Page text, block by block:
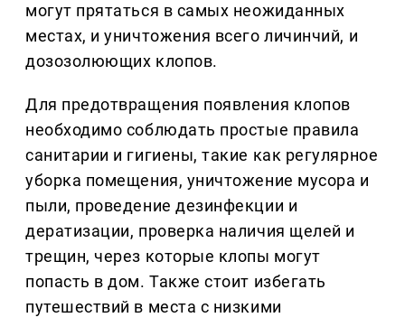
могут прятаться в самых неожиданных
местах, и уничтожения всего личинчий, и
дозозолюющих клопов.
Для предотвращения появления клопов
необходимо соблюдать простые правила
санитарии и гигиены, такие как регулярное
уборка помещения, уничтожение мусора и
пыли, проведение дезинфекции и
дератизации, проверка наличия щелей и
трещин, через которые клопы могут
попасть в дом. Также стоит избегать
путешествий в места с низкими